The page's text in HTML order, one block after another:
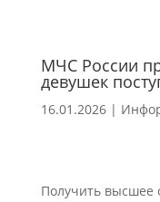
МЧС России
девушек
16.01.2026|
Получить высшее